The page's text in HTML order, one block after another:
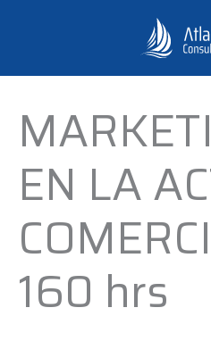
EN LA
160 hrs
MARKETING
EN
LA
ACTIVIDAD
COMERCIAL
-
160